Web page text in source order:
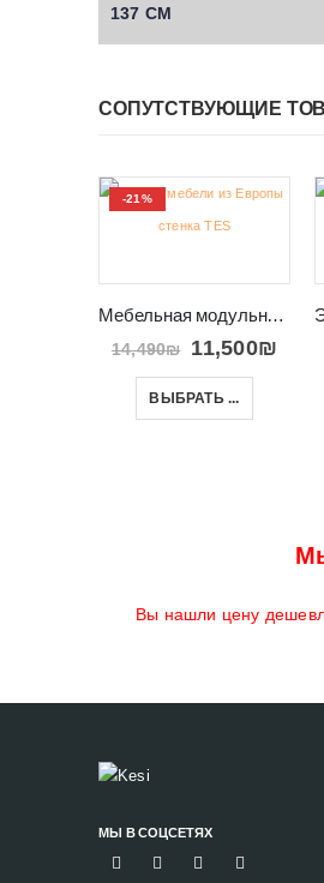
137 СМ
СОПУТСТВУЮЩИЕ
-21%
Мебельная модульная стенка под телевизор в салон TES
14,490₪ 11,500₪
ВЫБРАТЬ ...
Вы нашли цену
МЫ В СОЦСЕТЯХ